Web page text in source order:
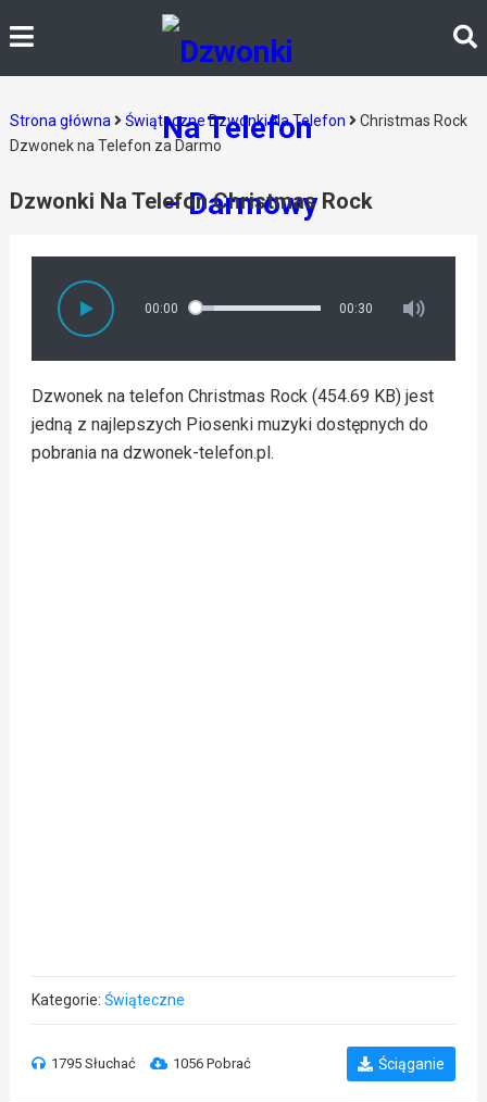
Strona główna Świąteczne Dzwonki Na Telefon
Christmas Rock
Dzwonek na Telefon za Darmo
Dzwonki Na Telefon Christmas Rock
00:00 00:30
Dzwonek na telefon Christmas Rock (454.69 KB) jest
jedną z najlepszych Piosenki muzyki dostępnych do
pobrania na dzwonek-telefon.pl.
Kategorie: Świąteczne
1795 Słuchać 1056 Pobrać Ściąganie